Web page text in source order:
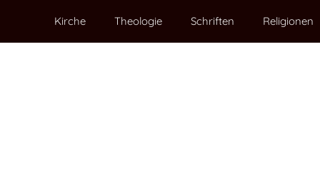
Kirche Theologie Schriften Religionen